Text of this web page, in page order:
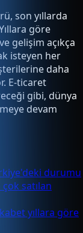
son yıllarda
göre
gelişim açıkça
isteyen her
daha
E-ticaret
gibi, dünya
devam
durumu
satılan
yıllara göre